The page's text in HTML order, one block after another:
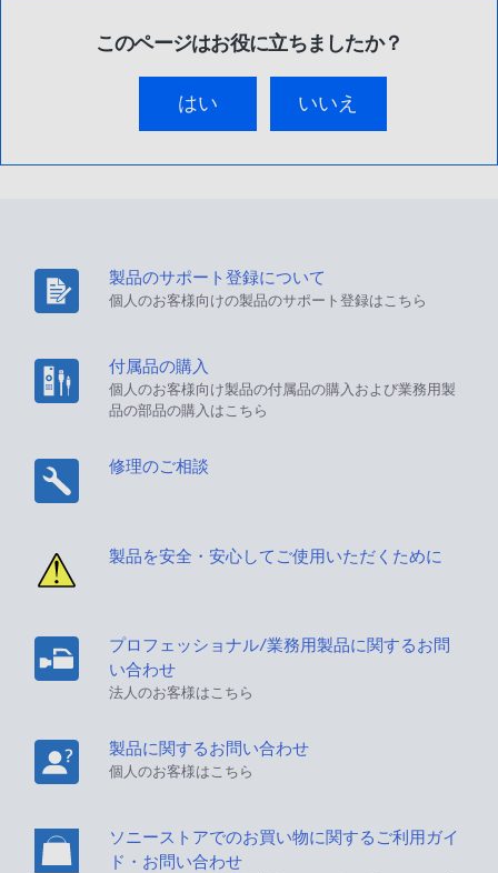
このページはお役に立ちましたか？
はい いいえ
製品のサポート登録について
個人のお客様向けの製品のサポート登録はこちら
付属品の購入
個人のお客様向け製品の付属品の購入および業務用製
品の部品の購入はこちら
修理のご相談
製品を安全・安心してご使用いただくために
プロフェッショナル/業務用製品に関するお問
い合わせ
法人のお客様はこちら
製品に関するお問い合わせ
個人のお客様はこちら
ソニーストアでのお買い物に関するご利用ガイ
ド・お問い合わせ